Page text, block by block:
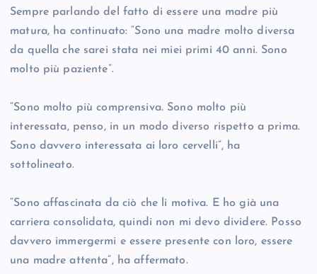
Sempre parlando del fatto di essere una madre più
matura, ha continuato: “Sono una madre molto diversa
da quella che sarei stata nei miei primi 40 anni. Sono
molto più paziente”.
“Sono molto più comprensiva. Sono molto più
interessata, penso, in un modo diverso rispetto a prima.
Sono davvero interessata ai loro cervelli”, ha
sottolineato.
“Sono affascinata da ciò che li motiva. E ho già una
carriera consolidata, quindi non mi devo dividere. Posso
davvero immergermi e essere presente con loro, essere
una madre attenta”, ha affermato.